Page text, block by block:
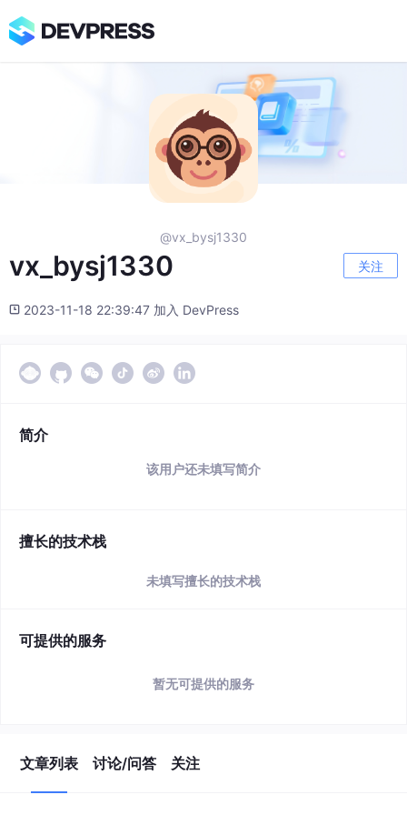
@vx_bysj1330
vx_bysj1330 关注
2023-11-18 22:39:47 加入 DevPress
简介
该用户还未填写简介
擅长的技术栈
未填写擅长的技术栈
可提供的服务
暂无可提供的服务
文章列表 讨论/问答 关注